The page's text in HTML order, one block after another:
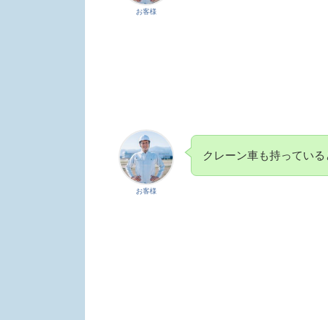
お客様
お客様
クレーン車も持ってい